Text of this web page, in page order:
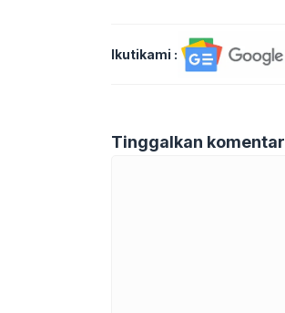
Ikutikami :
Tinggalkan komentar